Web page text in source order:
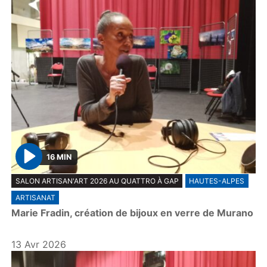
P
l
a
y
16 MIN
SALON ARTISAN'ART 2026 AU QUATTRO À GAP
HAUTES-ALPES
ARTISANAT
Marie Fradin, création de bijoux en verre de Murano
13 Avr 2026